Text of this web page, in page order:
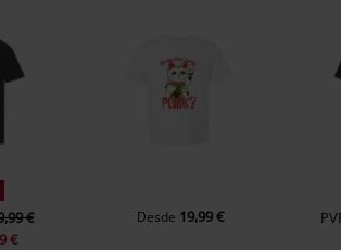
€
€
Desde 19,99 €